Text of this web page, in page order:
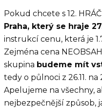
Pokud chcete s 12.
Praha, který se hraje
instrukcí cenu, která je
Zejména cena
skupina budeme mít
tedy o půlnoci z 26.11.
Apelujeme na všechny,
nejbezpečnější způsob,